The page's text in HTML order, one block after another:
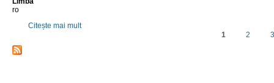
ro
Citește mai multdespre 9 mai - Ziua Europei (notă istorică)
1 2 3